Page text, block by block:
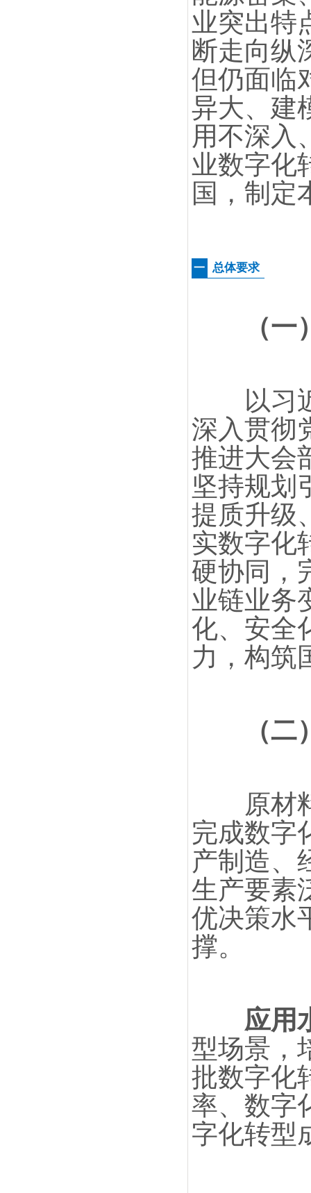
业突出特
断走向纵
但仍面临
异大、建
用不深入
业数字化
国，制定
一 总体要求
（
以习近
深入贯彻
推进大会
坚持规划
提质升级
实数字化
硬协同，
业链业务
化、安全
力，构筑
（
原材料
完成数字
产制造、
生产要素
优决策水
撑。
应用
型场景，
批数字化
率、数字
字化转型